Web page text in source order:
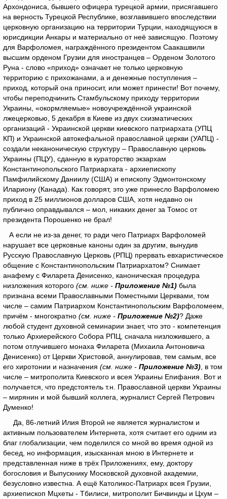
Архондониса, бывшего офицера турецкой армии, присягавшего
на верность Турецкой Республике, возглавившего впоследствии
церковную организацию на территории Турции, находящуюся в
юрисдикции Анкары и материально от неё зависящую. Поэтому
для Варфоломея, награждённого президентом Саакашвили
высшим орденом Грузии для иностранцев – Орденом Золотого
Руна - слово «приход» означает не только церковную
территорию с прихожанами, а и денежные поступления –
приход, который она приносит, или может принести! Вот почему,
чтобы переподчинить Стамбульскому приходу территории
Украины, «окормляемые» новоучреждённой украинской
лжецерковью, 5 декабря в Киеве из двух схизматических
организаций - Украинской церкви киевского патриархата (УПЦ
КП) и Украинской автокефальной православной церкви (УАПЦ) -
создали неканоническую структуру – Православную церковь
Украины (ПЦУ), сданную в кураторство экзархам
Константинопольского Патриархата - архиепископу
Памфилийскому Даниилу (США) и епископу Эдмонтонскому
Илариону (Канада). Как говорят, это уже принесло Варфоломею
приход в 25 миллионов долларов США, хотя недавно он
публично оправдывался – мол, никаких денег за Томос от
президента Порошенко не брал!
А если не из-за денег, то ради чего Патриарх Варфоломей
нарушает все церковные каноны один за другим, вынудив
Русскую Православную Церковь (РПЦ) прервать евхаристическое
общение с Константинопольским Патриархатом? Снимает
анафему с Филарета Денисенко, каноническая процедура
низложения которого (см. ниже - Приложение №1) была
признана всеми Православными Поместными Церквами, том
числе – самим Патриархом Константинопольским Варфоломеем,
причём - многократно (см. ниже - Приложение №2)? Даже
любой студент духовной семинарии знает, что это - компетенция
только Архиерейского Собора РПЦ, сначала низложившего, а
потом отлучившего монаха Филарета (Михаила Антоновича
Денисенко) от Церкви Христовой, аннулировав, тем самым, все
его хиротонии и назначения (см. ниже - Приложение №3) , в том
числе – митрополита Киевского и всея Украины Епифания. Вот и
получается, что предстоятель т.н. Православной церкви Украины
– мирянин и мой бывший коллега, журналист Сергей Петрович
Думенко!
Да, 86-летний Илия Второй не является журналистом и
активным пользователем Интернета, хотя считает его одним из
благ глобализации, чем поделился со мной во время одной из
бесед, но информация, изысканная мною в Интернете и
представленная ниже в трёх Приложениях, ему, доктору
богословия и Выпускнику Московской духовной академии,
безусловно известна. А ещё Католикос-Патриарх всея Грузии,
архиепископ Мцхеты - Тбилиси, митрополит Бичвинды и Цхум –